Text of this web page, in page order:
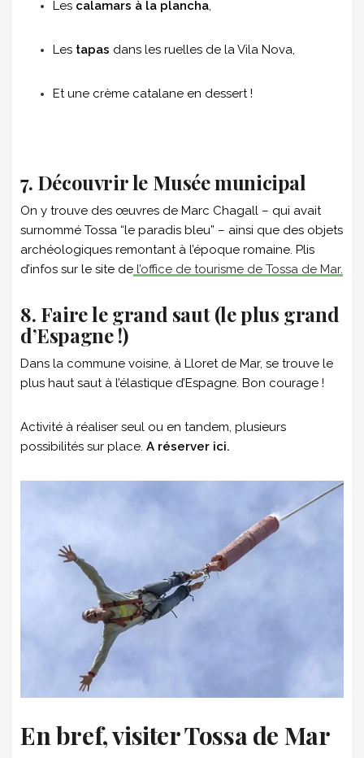
Les calamars à la plancha,
Les tapas dans les ruelles de la Vila Nova,
Et une crème catalane en dessert !
7. Découvrir le Musée municipal
On y trouve des œuvres de Marc Chagall – qui avait
surnommé Tossa “le paradis bleu” – ainsi que des objets
archéologiques remontant à l’époque romaine. Plis
d’infos sur le site de l’office de tourisme de Tossa de Mar.
8. Faire le grand saut (le plus grand
d’Espagne !)
Dans la commune voisine, à Lloret de Mar, se trouve le
plus haut saut à l’élastique d’Espagne. Bon courage !
Activité à réaliser seul ou en tandem, plusieurs
possibilités sur place. A réserver ici.
En bref, visiter Tossa de Mar